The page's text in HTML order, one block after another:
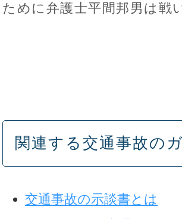
ために弁護士平間邦男は戦
関連する交通事故の
交通事故の示談書とは